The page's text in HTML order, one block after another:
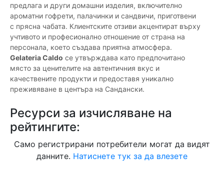
предлага и други домашни изделия, включително
ароматни гофрети, палачинки и сандвичи, приготвени
с прясна чабата. Клиентските отзиви акцентират върху
учтивото и професионално отношение от страна на
персонала, което създава приятна атмосфера.
Gelateria Caldo се утвърждава като предпочитано
място за ценителите на автентичния вкус и
качествените продукти и предоставя уникално
преживяване в центъра на Сандански.
Ресурси за изчисляване на
рейтингите:
Само регистрирани потребители могат да видят
данните. Натиснете тук за да влезете